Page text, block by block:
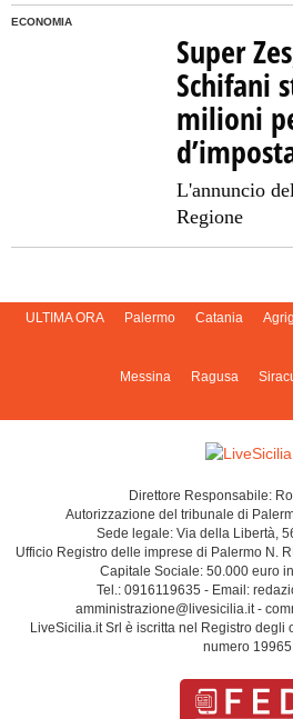
ECONOMIA
Super
Schifani
milioni
L'annuncio
Regione
ULTIMA ORA Palermo Catania
Messina Ragusa
Direttore Responsabile:
Autorizzazione del tribunale di
Sede legale: Via della Libertà,
Ufficio Registro delle imprese di Palermo N.
Capitale Sociale: 50.000 euro
Tel.: 0916119635 - Email:
amministrazione@livesicilia.it -
LiveSicilia.it Srl è iscritta nel Registro degli
numero